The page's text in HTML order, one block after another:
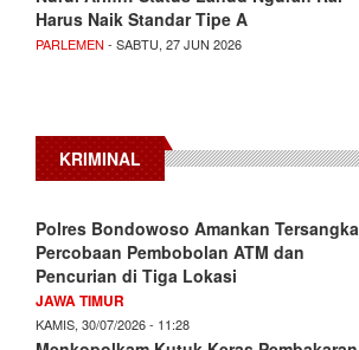
Harus Naik Standar Tipe A
PARLEMEN - SABTU, 27 JUN 2026
KRIMINAL
Polres Bondowoso Amankan Tersangka
Percobaan Pembobolan ATM dan
Pencurian di Tiga Lokasi
JAWA TIMUR
KAMIS, 30/07/2026 - 11:28